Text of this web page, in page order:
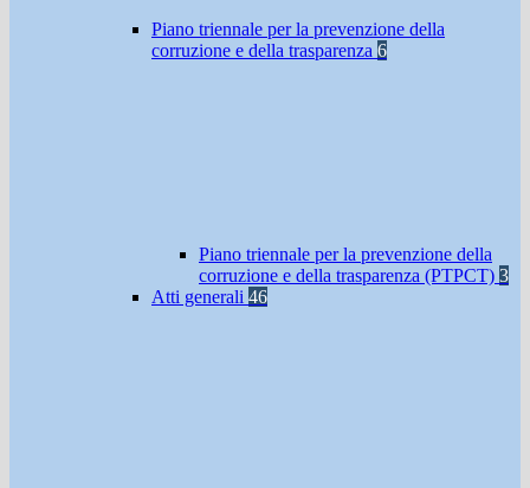
Piano triennale per la prevenzione della
corruzione e della trasparenza 6
Piano triennale per la prevenzione della
corruzione e della trasparenza (PTPCT) 3
Atti generali 46